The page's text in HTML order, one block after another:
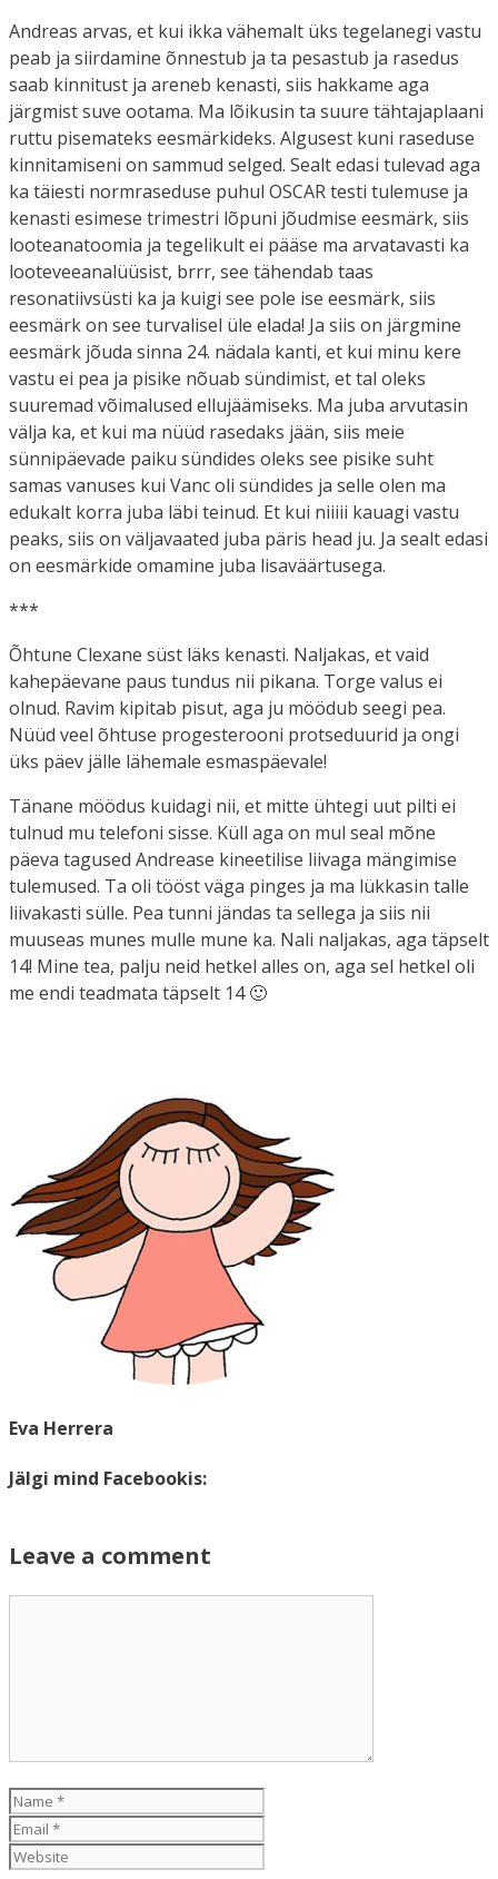
Andreas arvas, et kui ikka vähemalt üks tegelanegi vastu
peab ja siirdamine õnnestub ja ta pesastub ja rasedus
saab kinnitust ja areneb kenasti, siis hakkame aga
järgmist suve ootama. Ma lõikusin ta suure tähtajaplaani
ruttu pisemateks eesmärkideks. Algusest kuni raseduse
kinnitamiseni on sammud selged. Sealt edasi tulevad aga
ka täiesti normraseduse puhul OSCAR testi tulemuse ja
kenasti esimese trimestri lõpuni jõudmise eesmärk, siis
looteanatoomia ja tegelikult ei pääse ma arvatavasti ka
looteveeanalüüsist, brrr, see tähendab taas
resonatiivsüsti ka ja kuigi see pole ise eesmärk, siis
eesmärk on see turvalisel üle elada! Ja siis on järgmine
eesmärk jõuda sinna 24. nädala kanti, et kui minu kere
vastu ei pea ja pisike nõuab sündimist, et tal oleks
suuremad võimalused ellujäämiseks. Ma juba arvutasin
välja ka, et kui ma nüüd rasedaks jään, siis meie
sünnipäevade paiku sündides oleks see pisike suht
samas vanuses kui Vanc oli sündides ja selle olen ma
edukalt korra juba läbi teinud. Et kui niiiii kauagi vastu
peaks, siis on väljavaated juba päris head ju. Ja sealt edasi
on eesmärkide omamine juba lisaväärtusega.
***
Õhtune Clexane süst läks kenasti. Naljakas, et vaid
kahepäevane paus tundus nii pikana. Torge valus ei
olnud. Ravim kipitab pisut, aga ju möödub seegi pea.
Nüüd veel õhtuse progesterooni protseduurid ja ongi
üks päev jälle lähemale esmaspäevale!
Tänane möödus kuidagi nii, et mitte ühtegi uut pilti ei
tulnud mu telefoni sisse. Küll aga on mul seal mõne
päeva tagused Andrease kineetilise liivaga mängimise
tulemused. Ta oli tööst väga pinges ja ma lükkasin talle
liivakasti sülle. Pea tunni jändas ta sellega ja siis nii
muuseas munes mulle mune ka. Nali naljakas, aga täpselt
14! Mine tea, palju neid hetkel alles on, aga sel hetkel oli
me endi teadmata täpselt 14 🙂
Eva Herrera
Jälgi mind Facebookis:
Leave a comment
Name